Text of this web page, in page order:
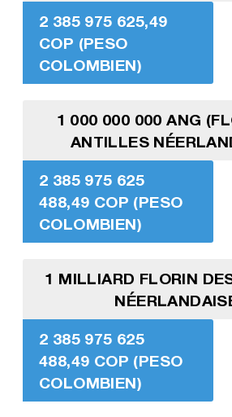
2 385 975 625,49
COP (PESO
COLOMBIEN)
1 000 000 000 ANG
ANTILLES
2 385 975 625
488,49 COP (PESO
COLOMBIEN)
1 MILLIARD FLORIN
2 385 975 625
488,49 COP (PESO
COLOMBIEN)